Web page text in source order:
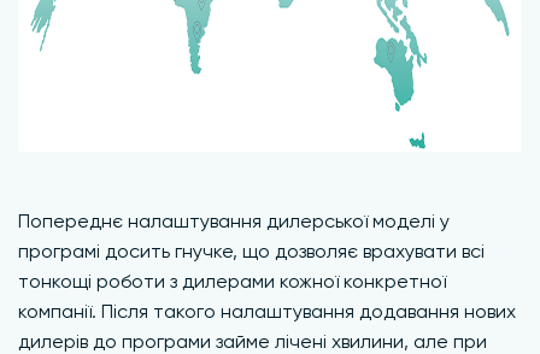
Попереднє налаштування дилерської моделі у
програмі досить гнучке, що дозволяє врахувати всі
тонкощі роботи з дилерами кожної конкретної
компанії. Після такого налаштування додавання нових
дилерів до програми займе лічені хвилини, але при